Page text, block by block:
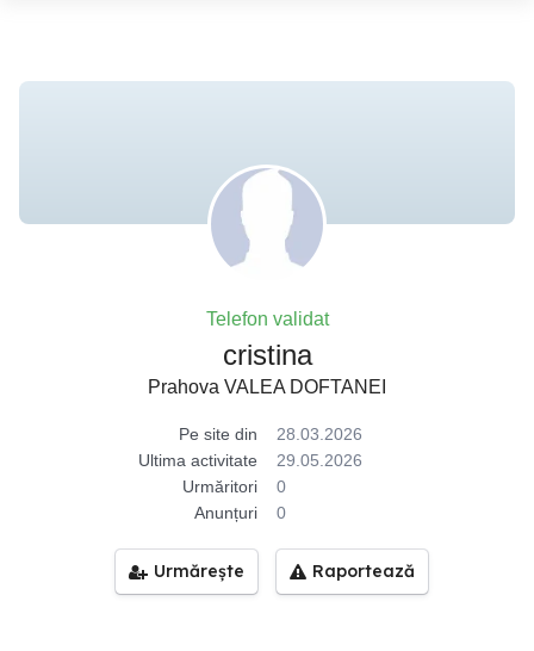
Telefon validat
cristina
Prahova VALEA DOFTANEI
Pe site din
28.03.2026
Ultima activitate
29.05.2026
Urmăritori
0
Anunțuri
0
Urmărește Raportează